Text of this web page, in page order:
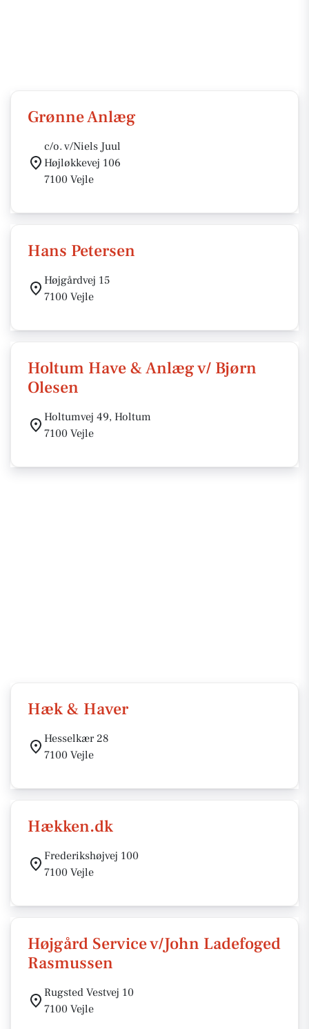
Grønne Anlæg
c/o. v/Niels Juul
Højløkkevej 106
7100 Vejle
Hans Petersen
Højgårdvej 15
7100 Vejle
Holtum Have & Anlæg v/ Bjørn
Olesen
Holtumvej 49, Holtum
7100 Vejle
Hæk & Haver
Hesselkær 28
7100 Vejle
Hækken.dk
Frederikshøjvej 100
7100 Vejle
Højgård Service v/John Ladefoged
Rasmussen
Rugsted Vestvej 10
7100 Vejle